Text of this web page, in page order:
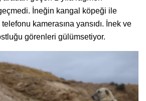
İneğin kangal köpeği ile
kamerasına yansıdı. İnek ve
görenleri gülümsetiyor.